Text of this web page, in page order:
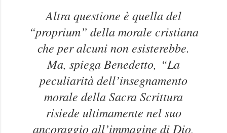
Altra questione è quella del
“proprium” della morale cristiana
che per alcuni non esisterebbe.
Ma, spiega Benedetto, “La
peculiarità dell’insegnamento
morale della Sacra Scrittura
risiede ultimamente nel suo
ancoraggio all’immagine di Dio,